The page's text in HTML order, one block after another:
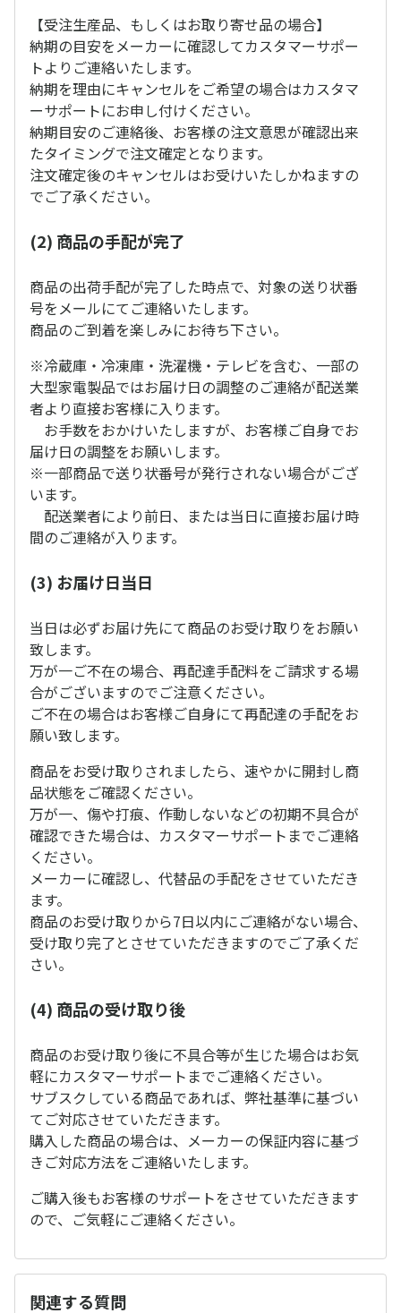
【受注生産品、もしくはお取り寄せ品の場合】
納期の目安をメーカーに確認してカスタマーサポー
トよりご連絡いたします。
納期を理由にキャンセルをご希望の場合はカスタマ
ーサポートにお申し付けください。
納期目安のご連絡後、お客様の注文意思が確認出来
たタイミングで注文確定となります。
注文確定後のキャンセルはお受けいたしかねますの
でご了承ください。
(2) 商品の手配が完了
商品の出荷手配が完了した時点で、対象の送り状番
号をメールにてご連絡いたします。
商品のご到着を楽しみにお待ち下さい。
※冷蔵庫・冷凍庫・洗濯機・テレビを含む、一部の
大型家電製品ではお届け日の調整のご連絡が配送業
者より直接お客様に入ります。
お手数をおかけいたしますが、お客様ご自身でお
届け日の調整をお願いします。
※一部商品で送り状番号が発行されない場合がござ
います。
配送業者により前日、または当日に直接お届け時
間のご連絡が入ります。
(3) お届け日当日
当日は必ずお届け先にて商品のお受け取りをお願い
致します。
万が一ご不在の場合、再配達手配料をご請求する場
合がございますのでご注意ください。
ご不在の場合はお客様ご自身にて再配達の手配をお
願い致します。
商品をお受け取りされましたら、速やかに開封し商
品状態をご確認ください。
万が一、傷や打痕、作動しないなどの初期不具合が
確認できた場合は、カスタマーサポートまでご連絡
ください。
メーカーに確認し、代替品の手配をさせていただき
ます。
商品のお受け取りから7日以内にご連絡がない場合、
受け取り完了とさせていただきますのでご了承くだ
さい。
(4) 商品の受け取り後
商品のお受け取り後に不具合等が生じた場合はお気
軽にカスタマーサポートまでご連絡ください。
サブスクしている商品であれば、弊社基準に基づい
てご対応させていただきます。
購入した商品の場合は、メーカーの保証内容に基づ
きご対応方法をご連絡いたします。
ご購入後もお客様のサポートをさせていただきます
ので、ご気軽にご連絡ください。
関連する質問